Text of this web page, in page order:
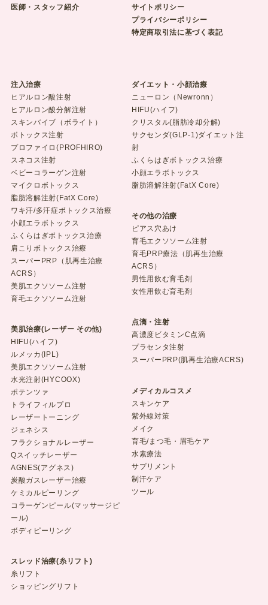
医師・スタッフ紹介
サイトポリシー
プライバシーポリシー
特定商取引法に基づく表記
注入治療
ヒアルロン酸注射
ヒアルロン酸分解注射
スキンバイブ（ボライト）
ボトックス注射
プロファイロ(PROFHIRO)
スネコス注射
ベビーコラーゲン注射
マイクロボトックス
脂肪溶解注射(FatX Core)
ワキ汗/多汗症ボトックス治療
小顔エラボトックス
ふくらはぎボトックス治療
肩こりボトックス治療
スーパーPRP（肌再生治療
ACRS）
美肌エクソソーム注射
育毛エクソソーム注射
美肌治療(レーザー その他)
HIFU(ハイフ)
ルメッカ(IPL)
美肌エクソソーム注射
水光注射(HYCOOX)
ポテンツァ
トライフィルプロ
レーザートーニング
ジェネシス
フラクショナルレーザー
Qスイッチレーザー
AGNES(アグネス)
炭酸ガスレーザー治療
ケミカルピーリング
コラーゲンピール(マッサージピ
ール)
ボディピーリング
スレッド治療(糸リフト)
糸リフト
ショッピングリフト
ダイエット・小顔治療
ニューロン（Newronn）
HIFU(ハイフ)
クリスタル(脂肪冷却分解)
サクセンダ(GLP-1)ダイエット注
射
ふくらはぎボトックス治療
小顔エラボトックス
脂肪溶解注射(FatX Core)
その他の治療
ピアス穴あけ
育毛エクソソーム注射
育毛PRP療法（肌再生治療
ACRS）
男性用飲む育毛剤
女性用飲む育毛剤
点滴・注射
高濃度ビタミンC点滴
プラセンタ注射
スーパーPRP(肌再生治療ACRS)
メディカルコスメ
スキンケア
紫外線対策
メイク
育毛/まつ毛・眉毛ケア
水素療法
サプリメント
制汗ケア
ツール